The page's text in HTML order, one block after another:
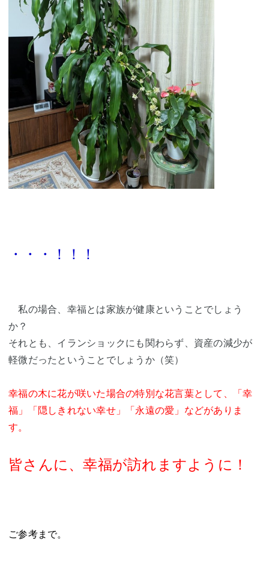
・・・！！！
私の場合、幸福とは家族が健康ということでしょう
か？
それとも、イランショックにも関わらず、資産の減少が
軽微だったということでしょうか（笑）
幸福の木に花が咲いた場合の特別な花言葉として、「幸
福」「隠しきれない幸せ」「永遠の愛」などがありま
す。
皆さんに、幸福が訪れますように！
ご参考まで。